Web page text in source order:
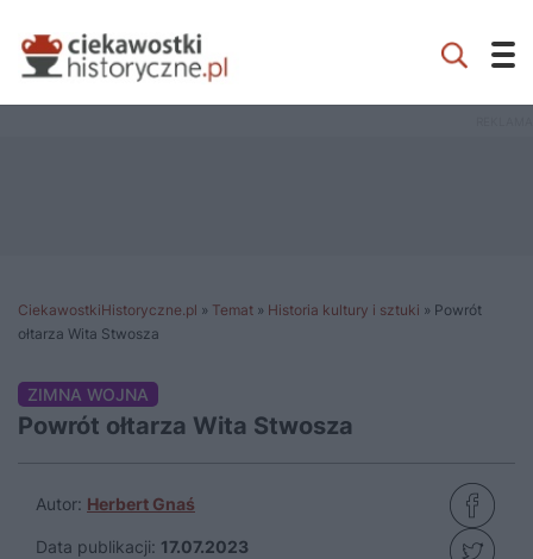
CiekawostkiHistoryczne.pl » Temat » Historia kultury i sztuki » Powrót
ołtarza Wita Stwosza
ZIMNA WOJNA
Powrót ołtarza Wita Stwosza
Autor: Herbert Gnaś
Data publikacji: 17.07.2023